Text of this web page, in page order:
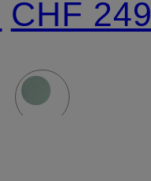
CHF